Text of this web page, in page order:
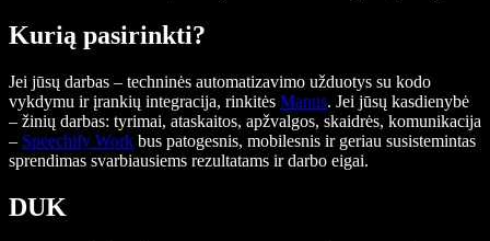
Kurią pasirinkti?
Jei jūsų darbas – techninės automatizavimo užduotys su kodo
vykdymu ir įrankių integracija, rinkitės Manus. Jei jūsų kasdienybė
– žinių darbas: tyrimai, ataskaitos, apžvalgos, skaidrės, komunikacija
– Speechify Work bus patogesnis, mobilesnis ir geriau susistemintas
sprendimas svarbiausiems rezultatams ir darbo eigai.
DUK